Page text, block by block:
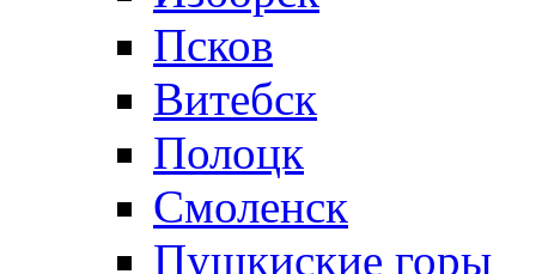
Псков
Витебск
Полоцк
Смоленск
Пушкиские горы